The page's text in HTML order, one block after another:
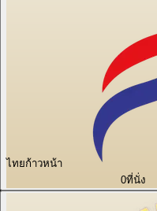
ไทยก้าวหน้า
0ที่นั่ง